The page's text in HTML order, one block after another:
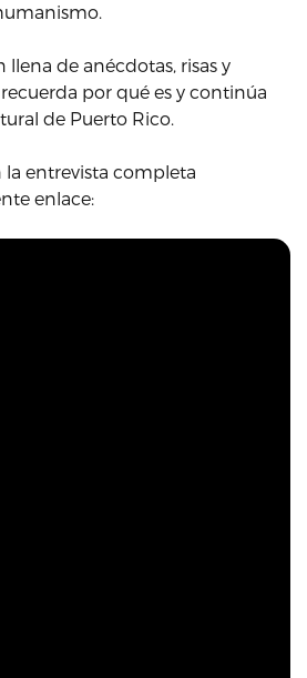
llena de anécdotas, risas y
por qué es y continúa
de Puerto Rico.
la entrevista completa
enlace: